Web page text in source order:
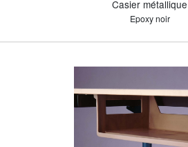
Casier métallique
Epoxy noir